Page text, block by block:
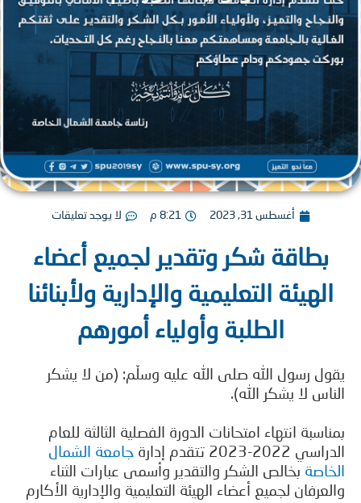
أغسطس 31, 2023 8:21 م لا يوجد تعليقات
بطاقة شكر وتقدير لجميع أعضاء
التعليمية والإدارية ولأبنائنا
الطلبة وأولياء أمورهم
رسول الله صلى الله عليه وسلّم: (من لا يشكر
لا يشكر الله).
انتهاء امتحانات الدورة الفصلية الثالثة للعام
2023 تتقدم إدارة
جامعة الشمال
بخالص الشكر والتقدير وأسمى عبارات الثناء
لجميع أعضاء الهيئة التعليمية والإدارية الأكارم